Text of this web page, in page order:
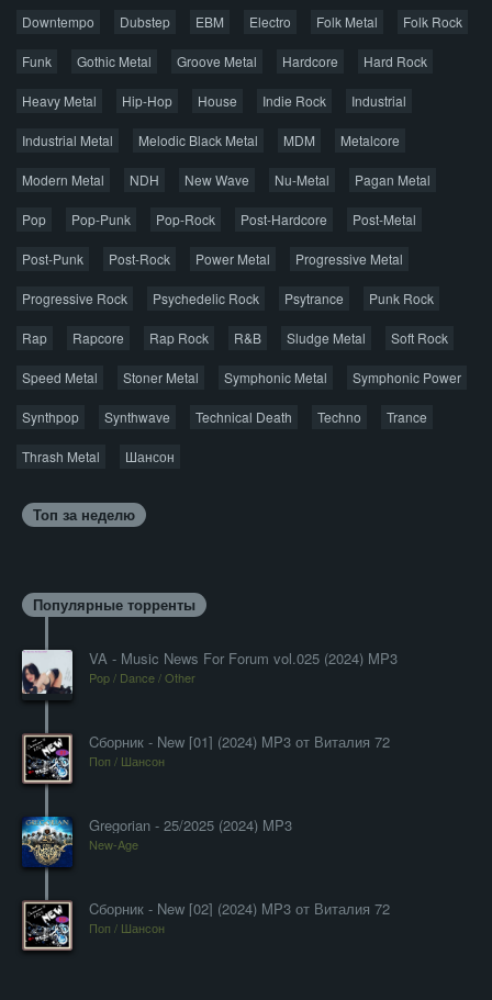
Downtempo Dubstep EBM Electro Folk Metal Folk Rock
Funk Gothic Metal Groove Metal Hardcore Hard Rock
Heavy Metal Hip-Hop House Indie Rock Industrial
Industrial Metal Melodic Black Metal MDM Metalcore
Modern Metal NDH New Wave Nu-Metal Pagan Metal
Pop Pop-Punk Pop-Rock Post-Hardcore Post-Metal
Post-Punk Post-Rock Power Metal Progressive Metal
Progressive Rock Psychedelic Rock Psytrance Punk Rock
Rap Rapcore Rap Rock R&B Sludge Metal Soft Rock
Speed Metal Stoner Metal Symphonic Metal Symphonic Power
Synthpop Synthwave Technical Death Techno Trance
Thrash Metal Шансон
Топ за неделю
Популярные торренты
VA - Music News For Forum vol.025 (2024) MP3
Pop / Dance / Other
Cборник - New [01] (2024) MP3 от Виталия 72
Поп / Шансон
Gregorian - 25/2025 (2024) MP3
New-Age
Cборник - New [02] (2024) MP3 от Виталия 72
Поп / Шансон
Главная Поиск по сайту
Карта сайта
Джаз
Метал Поп Рэп Рок Шансон
Весь материал выложен для ознакомления, после
лицензионную копию.